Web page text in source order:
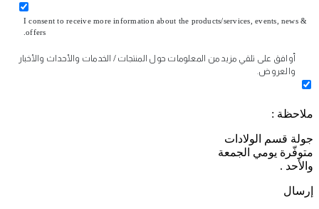
I consent to receive more information about the products/services, events, news &
offers.
أوافق على تلقي مزيد من المعلومات حول المنتجات / الخدمات والأحداث والأخبار
والعروض.
ملاحظة :
جولة قسم الولادات
متوفّرة يومي الجمعة
والأحد .
إرسال